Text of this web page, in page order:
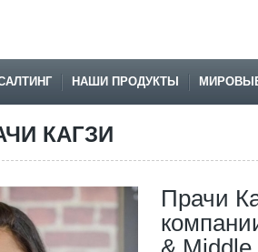
НАШИ ПРОДУКТЫ
КАГЗИ
Прачи